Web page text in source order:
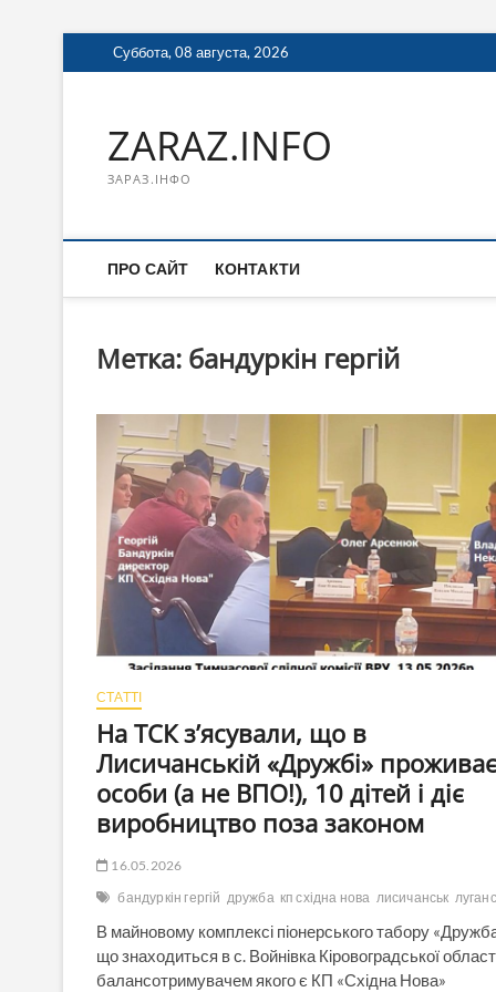
Перейти
к
Суббота, 08 августа, 2026
ZARAZ.INFO
ЗАРАЗ.ІНФО
ПРО САЙТ КОНТАКТИ
Метка: бандуркін гергій
СТАТТІ
На ТСК з’ясували, що в
Лисичанській «Дружбі»
особи (а не ВПО!), 10 дітей і діє
виробництво поза законом
16.05.2026
бандуркін гергій дружба кп східна нова лисичанськ
В майновому комплексі піонерського табору
що знаходиться в с. Войнівка Кіровоградської
балансотримувачем якого є КП «Східна Нова»